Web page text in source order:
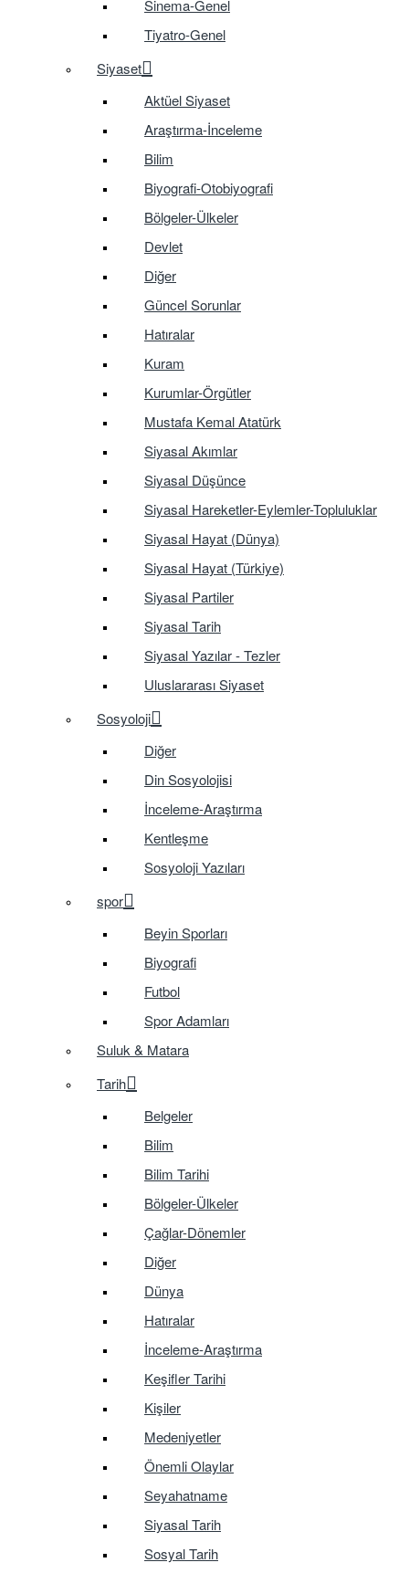
Sinema-Genel
Tiyatro-Genel
Siyaset
Aktüel Siyaset
Araştırma-İnceleme
Bilim
Biyografi-Otobiyografi
Bölgeler-Ülkeler
Devlet
Diğer
Güncel Sorunlar
Hatıralar
Kuram
Kurumlar-Örgütler
Mustafa Kemal Atatürk
Siyasal Akımlar
Siyasal Düşünce
Siyasal Hareketler-Eylemler-Topluluklar
Siyasal Hayat (Dünya)
Siyasal Hayat (Türkiye)
Siyasal Partiler
Siyasal Tarih
Siyasal Yazılar - Tezler
Uluslararası Siyaset
Sosyoloji
Diğer
Din Sosyolojisi
İnceleme-Araştırma
Kentleşme
Sosyoloji Yazıları
spor
Beyin Sporları
Biyografi
Futbol
Spor Adamları
Suluk & Matara
Tarih
Belgeler
Bilim
Bilim Tarihi
Bölgeler-Ülkeler
Çağlar-Dönemler
Diğer
Dünya
Hatıralar
İnceleme-Araştırma
Keşifler Tarihi
Kişiler
Medeniyetler
Önemli Olaylar
Seyahatname
Siyasal Tarih
Sosyal Tarih